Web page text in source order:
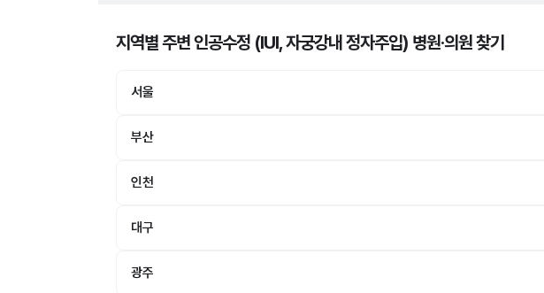
지역별 주변 인공수정 (IUI, 자궁강내 정자주입) 병원·의원찾기
서울
부산
인천
대구
광주